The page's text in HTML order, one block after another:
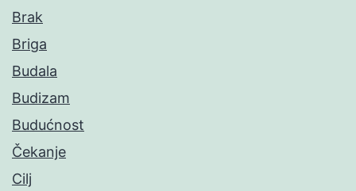
Brak
Briga
Budala
Budizam
Budućnost
Čekanje
Cilj